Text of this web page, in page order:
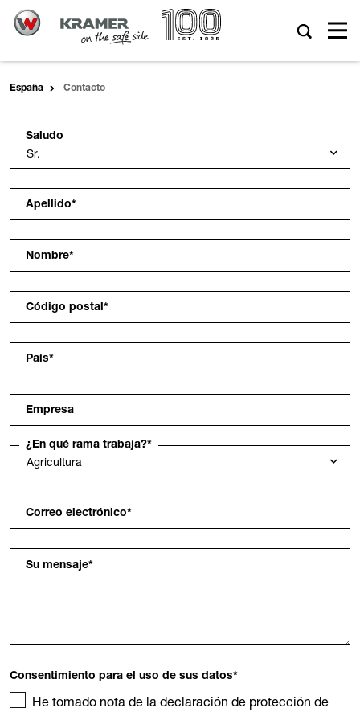
España Contacto
Saludo
Apellido*
Nombre*
Código postal*
País*
Empresa
¿En qué rama trabaja?*
Correo electrónico*
Su mensaje*
Consentimiento para el uso de sus datos*
He tomado nota de la declaración de protección de